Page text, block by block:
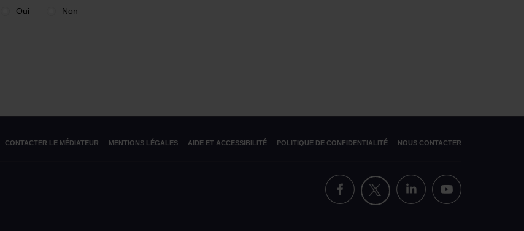
Oui
Non
CONTACTER LE MÉDIATEUR MENTIONS LÉGALES AIDE ET ACCESSIBILITÉ POLITIQUE DE CONFIDENTIALITÉ NOUS CONTACTER
FACEBOOK
X